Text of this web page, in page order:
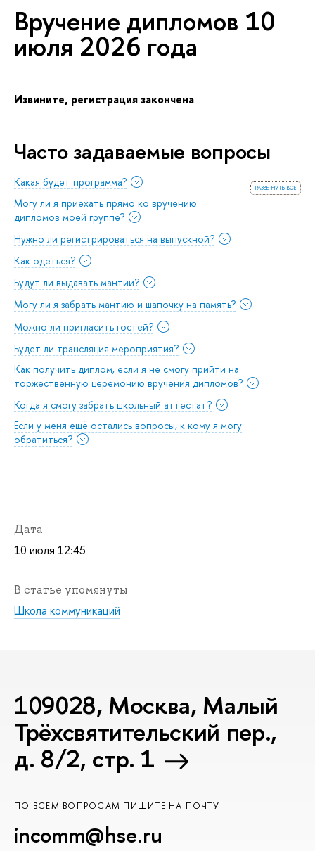
ручение дипломов 10
июля 2026 года
Извините, регистрация закончена
Часто задаваемые вопросы
развернуть все
Какая будет программа?
Могу ли я приехать прямо ко вручению
дипломов моей группе?
Нужно ли регистрироваться на выпускной?
Как одеться?
Будут ли выдавать мантии?
Могу ли я забрать мантию и шапочку на память?
Можно ли пригласить гостей?
Будет ли трансляция мероприятия?
Как получить диплом, если я не смогу прийти на
торжественную церемонию вручения дипломов?
Когда я смогу забрать школьный аттестат?
Если у меня ещё остались вопросы, к кому я могу
обратиться?
Дата
10 июля 12:45
статье упомянуты
Школа коммуникаций
109028, Москва, Малый
Трёхсвятительский пер.,
д. 8/2, стр. 1
ПО ВСЕМ ВОПРОСАМ ПИШИТЕ НА ПОЧТУ
incomm@hse.ru